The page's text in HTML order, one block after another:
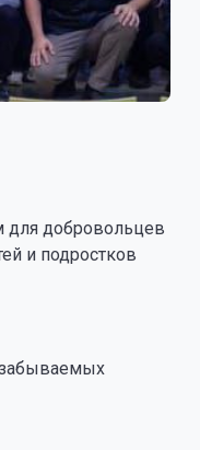
для добровольцев
и подростков